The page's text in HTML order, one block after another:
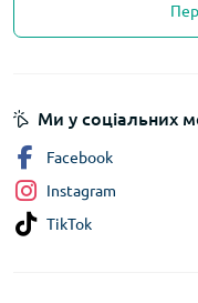
Ми у соціальних
Facebook
Instagram
TikTok